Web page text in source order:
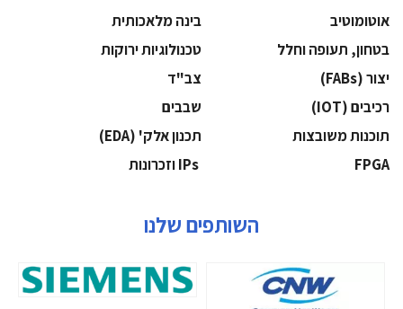
אוטומוטיב
בינה מלאכותית
בטחון, תעופה וחלל
‫טכנולוגיות ירוקות‬
‫יצור (‪(FABs‬‬
‫צב"ד‬
‫רכיבים‬ (IOT)
‫שבבים‬
‫תוכנות משובצות‬
‫תכנון אלק' (‪(EDA‬‬
‫‪FPGA‬‬
השותפים שלנו